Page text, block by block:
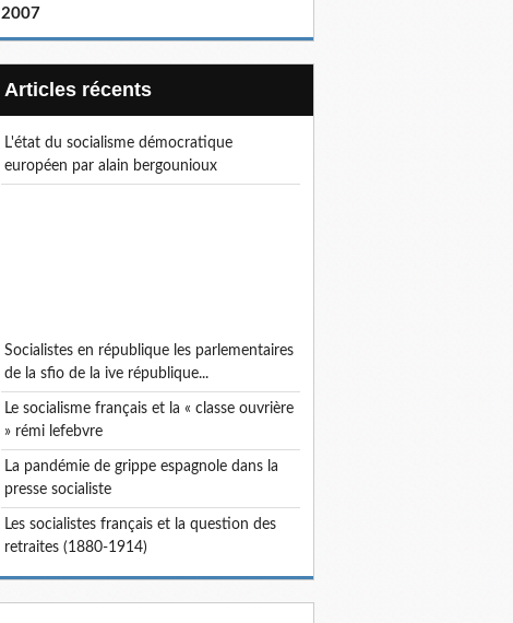
2007
articles récents
l'état du socialisme démocratique
européen par alain bergounioux
socialistes en république les parlementaires
de la sfio de la ive république...
le socialisme français et la « classe ouvrière
» rémi lefebvre
la pandémie de grippe espagnole dans la
presse socialiste
les socialistes français et la question des
retraites (1880-1914)